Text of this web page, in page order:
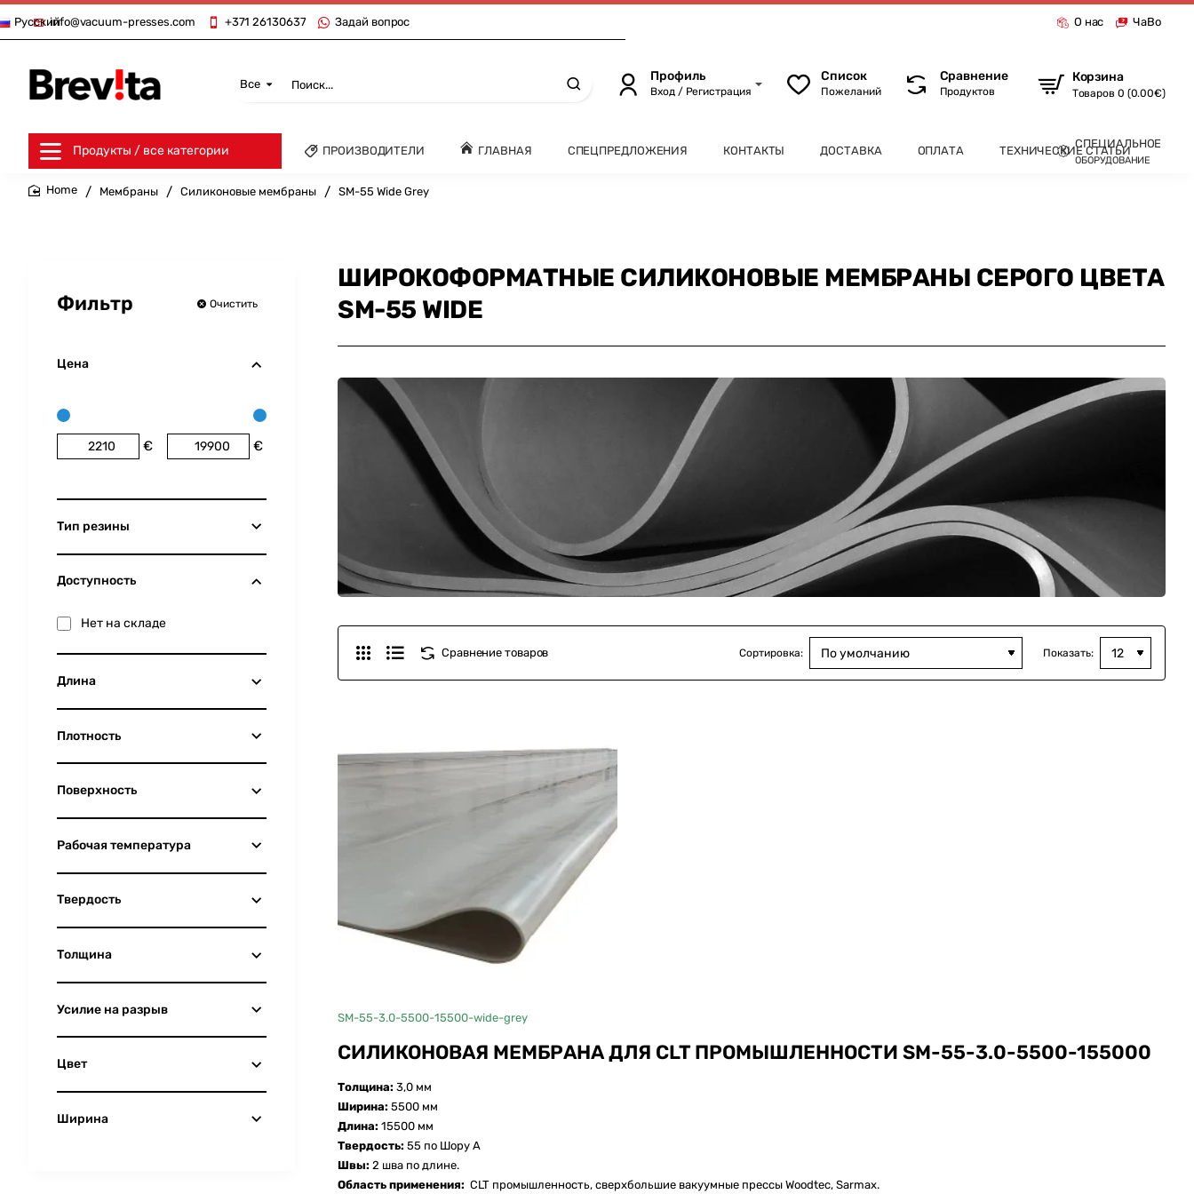
info@vacuum-presses.com +371 26130637 Задай вопрос
Русский О нас ЧаВо
Все
Поиск...
Профиль
Вход / Регистрация
Список
Пожеланий
Сравнение
Продуктов
Корзина
Товаров 0 (0.00€)
Продукты / все категории ПРОИЗВОДИТЕЛИ ГЛАВНАЯ СПЕЦПРЕДЛОЖЕНИЯ КОНТАКТЫ ДОСТАВКА ОПЛАТА ТЕХНИЧЕСКИЕ СТАТЬИ
СПЕЦИАЛЬНОЕ
ОБОРУДОВАНИЕ
Мембраны Силиконовые мембраны SM-55 Wide Grey
Фильтр Очистить
Цена
€ €
Тип резины
Доступность
Нет на складе
Длина
Плотность
Поверхность
Рабочая температура
Твердость
Толщина
Усилие на разрыв
Цвет
Ширина
ШИРОКОФОРМАТНЫЕ СИЛИКОНОВЫЕ МЕМБРАНЫ СЕРОГО ЦВЕТА
SM-55 WIDE
Сравнение товаров Сортировка: Показать:
Продано
SM-55-3.0-5500-15500-wide-grey
СИЛИКОНОВАЯ МЕМБРАНА ДЛЯ CLT ПРОМЫШЛЕННОСТИ SM-55-3.0-5500-155000
Толщина: 3,0 мм
Ширина: 5500 мм
Длина: 15500 мм
Твердость: 55 по Шору А
Швы: 2 шва по длине.
Область применения: CLT промышленность, сверхбольшие вакуумные прессы Woodtec, Sarmax.